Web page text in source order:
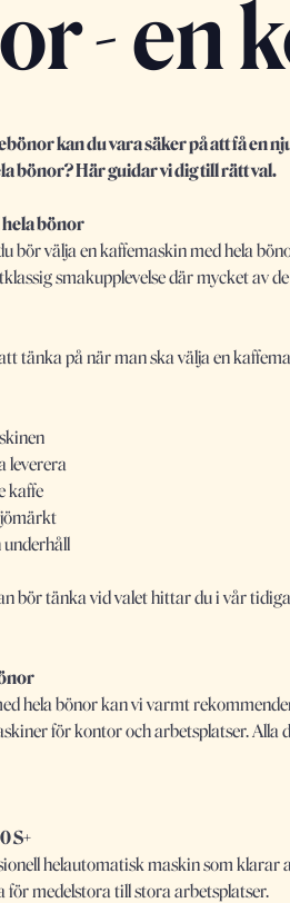
- en
kan du vara säker på att få en
bönor? Här guidar vi dig till rätt val.
hela bönor
bör välja en kaffemaskin med hela
smakupplevelse där mycket av
tänka på när man ska välja en
leverera
kaffe
underhåll
bör tänka vid valet hittar du i vår
hela bönor kan vi varmt
för kontor och arbetsplatser. Alla
S+
helautomatisk maskin som klarar
för medelstora till stora arbetsplatser.